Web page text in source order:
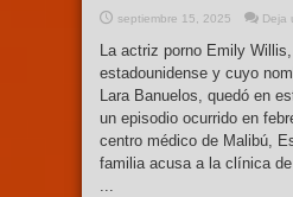
septiembre 15, 2025 Deja
La actriz porno Emily
estadounidense y cuyo
Lara Banuelos, quedó en
un episodio ocurrido en
centro médico de Malibú,
familia acusa a la clínica
...